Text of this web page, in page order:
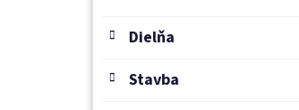
Dielňa
Stavba